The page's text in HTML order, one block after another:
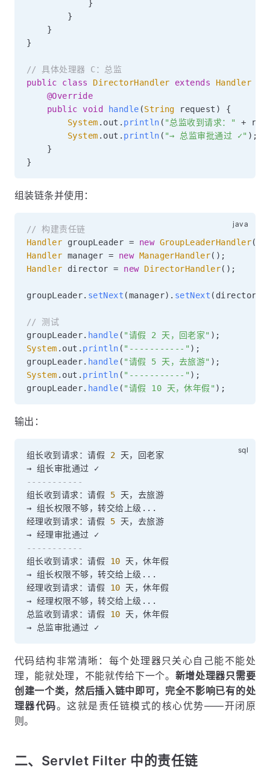
}
}
}
}
// 具体处理器 C：总监
public
class DirectorHandler extends Handler
@Override
public void handle (String request )
{
System . out . println ( "总监收到请求：" +
System . out . println ( "→ 总监审批通过 ✓" ) ;
}
}
组装链条并使用：
// 构建责任链
Handler groupLeader = new GroupLeaderHandler(
Handler manager = new ManagerHandler( ) ;
Handler director = new DirectorHandler( ) ;
groupLeader. setNext (manager) . setNext ( director
// 测试
groupLeader. handle ( "请假 2 天，回老家" ) ;
System . out . println ( "-----------" ) ;
groupLeader. handle ( "请假 5 天，去旅游" ) ;
System . out . println ( "-----------" ) ;
groupLeader. handle ( "请假 10 天，休年假" ) ;
输出：
组长收到请求：请假 2 天，回老家
-----------
组长收到请求：请假 5 天，去旅游
→ 组长权限不够，转交给上级 . . .
经理收到请求：请假 5 天，去旅游
-----------
组长收到请求：请假 10 天，休年假
→ 组长权限不够，转交给上级 . . .
经理收到请求：请假 10 天，休年假
→ 经理权限不够，转交给上级 . . .
总监收到请求：请假 10 天，休年假
代码结构非常清晰：每个处理器只关心自己能不能处
理，能就处理，不能就传给下一个。 新增处理器只需要
创建一个类，然后插入链中即可，完全不影响已有的处
理器代码。这就是责任链模式的核心优势——开闭原
则。
二、Servlet Filter 中的责任链